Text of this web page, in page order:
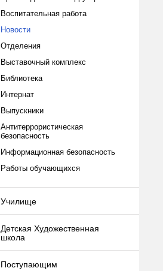
Воспитательная работа
Новости
Отделения
Выставочный комплекс
Библиотека
Интернат
Выпускники
Антитеррористическая
безопасность
Информационная безопасность
Работы обучающихся
Училище
Детская Художественная
школа
Поступающим